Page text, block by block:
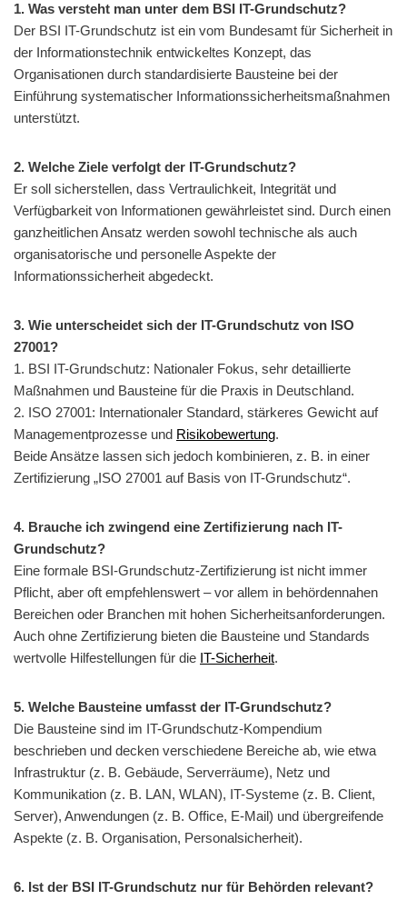
1. Was versteht man unter dem BSI IT-Grundschutz?
Der BSI IT-Grundschutz ist ein vom Bundesamt für Sicherheit in
der Informationstechnik entwickeltes Konzept, das
Organisationen durch standardisierte Bausteine bei der
Einführung systematischer Informationssicherheitsmaßnahmen
unterstützt.
2. Welche Ziele verfolgt der IT-Grundschutz?
Er soll sicherstellen, dass Vertraulichkeit, Integrität und
Verfügbarkeit von Informationen gewährleistet sind. Durch einen
ganzheitlichen Ansatz werden sowohl technische als auch
organisatorische und personelle Aspekte der
Informationssicherheit abgedeckt.
3. Wie unterscheidet sich der IT-Grundschutz von ISO
27001?
1. BSI IT-Grundschutz: Nationaler Fokus, sehr detaillierte
Maßnahmen und Bausteine für die Praxis in Deutschland.
2. ISO 27001: Internationaler Standard, stärkeres Gewicht auf
Managementprozesse und Risikobewertung.
Beide Ansätze lassen sich jedoch kombinieren, z. B. in einer
Zertifizierung „ISO 27001 auf Basis von IT-Grundschutz“.
4. Brauche ich zwingend eine Zertifizierung nach IT-
Grundschutz?
Eine formale BSI-Grundschutz-Zertifizierung ist nicht immer
Pflicht, aber oft empfehlenswert – vor allem in behördennahen
Bereichen oder Branchen mit hohen Sicherheitsanforderungen.
Auch ohne Zertifizierung bieten die Bausteine und Standards
wertvolle Hilfestellungen für die IT-Sicherheit.
5. Welche Bausteine umfasst der IT-Grundschutz?
Die Bausteine sind im IT-Grundschutz-Kompendium
beschrieben und decken verschiedene Bereiche ab, wie etwa
Infrastruktur (z. B. Gebäude, Serverräume), Netz und
Kommunikation (z. B. LAN, WLAN), IT-Systeme (z. B. Client,
Server), Anwendungen (z. B. Office, E-Mail) und übergreifende
Aspekte (z. B. Organisation, Personalsicherheit).
6. Ist der BSI IT-Grundschutz nur für Behörden relevant?